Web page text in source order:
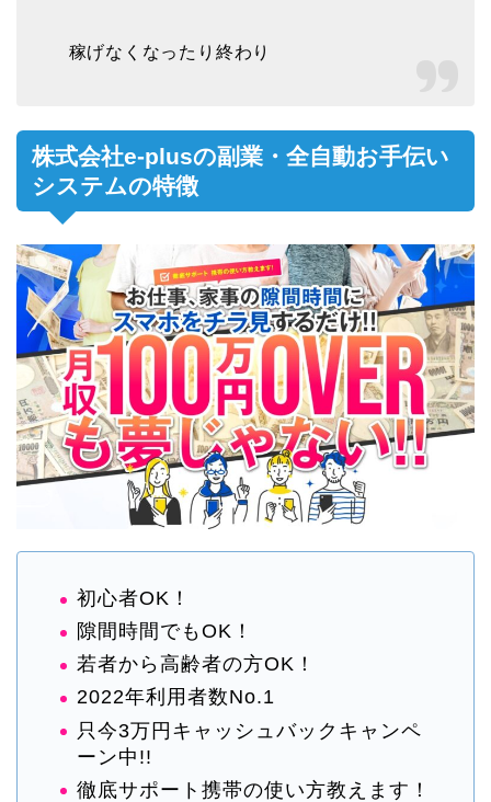
稼げなくなったり終わり
株式会社e-plusの副業・全自動お手伝い
システムの特徴
初心者OK！
隙間時間でもOK！
若者から高齢者の方OK！
2022年利用者数No.1
只今3万円キャッシュバックキャンペ
ーン中!!
徹底サポート携帯の使い方教えます！